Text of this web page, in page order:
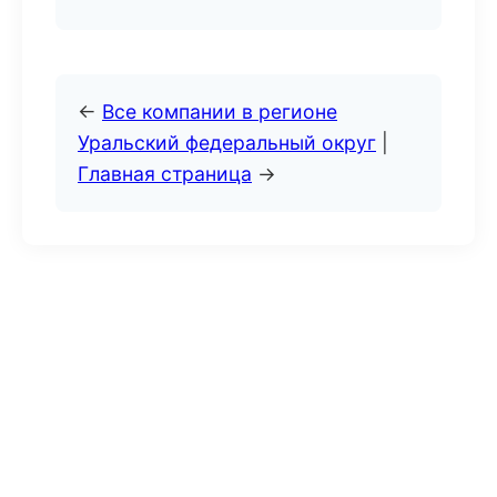
← Все компании в регионе
Уральский федеральный округ
Главная страница →